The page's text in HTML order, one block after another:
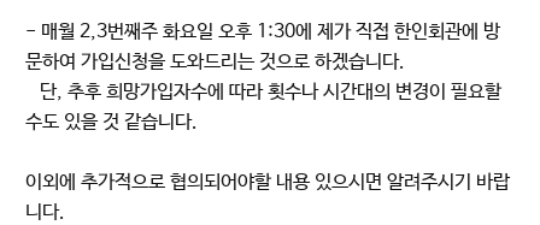
- 매월 2,3번째주 화요일 오후 1:30에 제가 직접 한인회관에 방
문하여 가입신청을 도와드리는 것으로 하겠습니다.
단, 추후 희망가입자수에 따라 횟수나 시간대의 변경이 필요할
수도 있을 것 같습니다.
이외에 추가적으로 협의되어야할 내용 있으시면 알려주시기 바랍
니다.